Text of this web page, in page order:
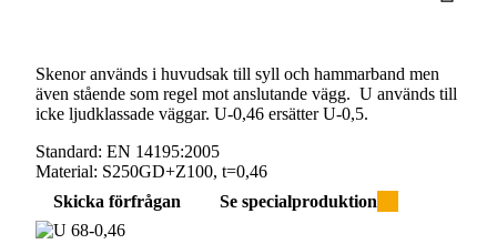
Skenor används i huvudsak till syll och hammarband men
även stående som regel mot anslutande vägg. U används till
icke ljudklassade väggar. U-0,46 ersätter U-0,5.
Standard: EN 14195:2005
Material: S250GD+Z100, t=0,46
Skicka förfrågan
Se specialproduktion